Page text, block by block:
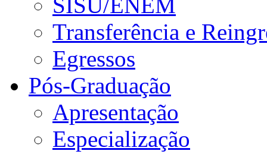
Transferência e
Egressos
Pós-Graduação
Apresentação
Especialização